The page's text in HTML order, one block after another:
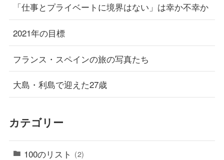
「仕事とプライベートに境界はない」は幸か不幸か
2021年の目標
フランス・スペインの旅の写真たち
大島・利島で迎えた27歳
カテゴリー
100のリスト (2)